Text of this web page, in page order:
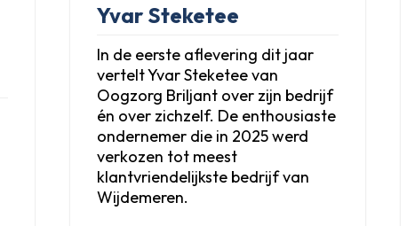
Yvar Steketee
In de eerste aflevering dit jaar
vertelt Yvar Steketee van
Oogzorg Briljant over zijn bedrijf
én over zichzelf. De enthousiaste
ondernemer die in 2025 werd
verkozen tot meest
klantvriendelijkste bedrijf van
Wijdemeren.